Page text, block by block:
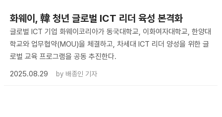
화웨이, 韓 청년 글로벌 ICT 리더 육성 본격화
글로벌 ICT 기업 화웨이코리아가 동국대학교, 이화여자대학교, 한양대
학교와 업무협약(MOU)을 체결하고, 차세대 ICT 리더 양성을 위한 글
로벌 교육 프로그램을 공동 추진한다.
2025.08.29
by 배종인 기자